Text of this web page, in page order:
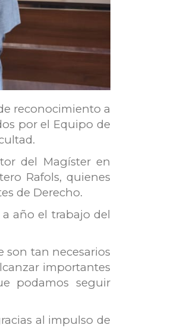
reconocimiento a
por el Equipo de
del Magíster en
Rafols, quienes
de Derecho.
año el trabajo del
son tan necesarios
importantes
podamos seguir
al impulso de